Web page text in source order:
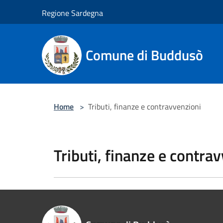
Regione Sardegna
Comune di Buddusò
Home > Tributi, finanze e contravvenzioni
Tributi, finanze e